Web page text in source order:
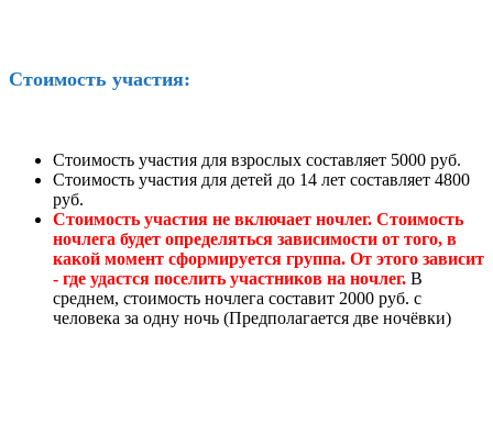
Стоимость участия:
Стоимость участия для взрослых составляет 5000 руб.
Стоимость участия для детей до 14 лет составляет 4800
руб.
Стоимость участия не включает ночлег. Стоимость
ночлега будет определяться зависимости от того, в
какой момент сформируется группа. От этого зависит
- где удастся поселить участников на ночлег. В
среднем, стоимость ночлега составит 2000 руб. с
человека за одну ночь (Предполагается две ночёвки)